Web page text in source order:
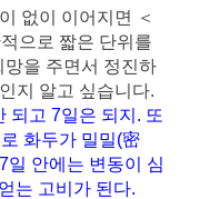
없이 이어지면 ＜
으로 짧은 단위를
망을 주면서 정진하
지 알고 싶습니다.
되고 7일은 되지. 또
화두가 밀밀(密
일 안에는 변동이 심
는 고비가 된다.